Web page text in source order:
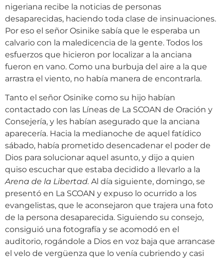
nigeriana recibe la noticias de personas
desaparecidas, haciendo toda clase de insinuaciones.
Por eso el señor Osinike sabía que le esperaba un
calvario con la maledicencia de la gente. Todos los
esfuerzos que hicieron por localizar a la anciana
fueron en vano. Como una burbuja del aire a la que
arrastra el viento, no había manera de encontrarla.
Tanto el señor Osinike como su hijo habían
contactado con las Líneas de La SCOAN de Oración y
Consejería, y les habían asegurado que la anciana
aparecería. Hacia la medianoche de aquel fatídico
sábado, había prometido desencadenar el poder de
Dios para solucionar aquel asunto, y dijo a quien
quiso escuchar que estaba decidido a llevarlo a la
Arena de la Libertad. Al día siguiente, domingo, se
presentó en La SCOAN y expuso lo ocurrido a los
evangelistas, que le aconsejaron que trajera una foto
de la persona desaparecida. Siguiendo su consejo,
consiguió una fotografía y se acomodó en el
auditorio, rogándole a Dios en voz baja que arrancase
el velo de vergüenza que lo venía cubriendo y casi